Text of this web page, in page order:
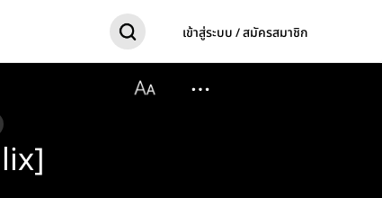
เข้าสู่ระบบ / สมัครสมาชิก